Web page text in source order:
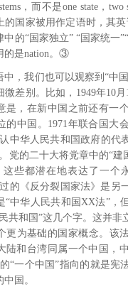
，而不是one state， two
的国家被用作定语时，其英
中的“国家独立” “国家统一
的是nation。③
中，我们也可以观察到“中
差别。比如， 1949年10月
是，在新中国之前还有一
的中国。 1971 年联合国大
中华人民共和国政府的代
党的二十大将党章中的“建
这些都潜在地表达了一个
的《反分裂国家法》是另
“中华人民共和国 XX法”，
共和国”这几个字。这并非
更为基础的国家概念。该
陆和台湾同属一个中国，
“一个中国”指向的就是宪
国。